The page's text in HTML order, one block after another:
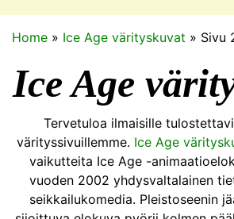
Home » Ice Age värityskuvat » Sivu
Ice Age
Tervetuloa ilmaisille
värityssivuillemme. Ice Age
vaikutteita Ice Age -
vuoden 2002 yhdysvaltalainen
seikkailukomedia. Pleistoseenin